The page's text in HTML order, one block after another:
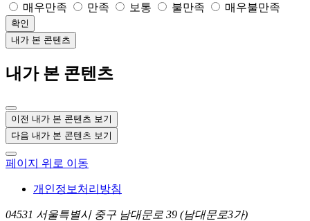
매우만족 만족 보통 불만족 매우불만족
확인
내가 본 콘텐츠
내가 본 콘텐츠
이전 내가 본 콘텐츠 보기
다음 내가 본 콘텐츠 보기
페이지 위로 이동
개인정보처리방침
04531 서울특별시 중구 남대문로 39 (남대문로3가)